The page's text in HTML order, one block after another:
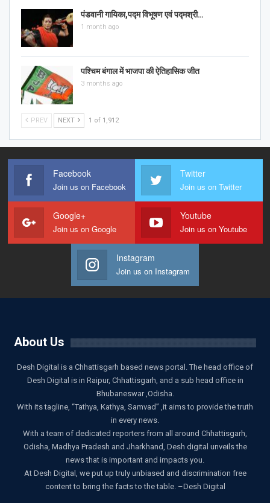
पंडवानी गायिका,पद्म विभूषण एवं पद्मश्री…
1 month ago
पश्चिम बंगाल में भाजपा की ऐतिहासिक जीत
3 months ago
PREV NEXT 1 of 1,912
Facebook
Join us on Facebook
Twitter
Join us on Twitter
Google+
Join us on Google
Youtube
Join us on Youtube
Instagram
Join us on Instagram
About Us
Desh Digital is a Chhattisgarh based news portal. The head office of
Desh Digital is in Raipur, Chhattisgarh, and a sub head office in
Bhubaneswar ,Odisha.
With its tagline, “Tathya, Kathya, Samvad” ,it aims to provide the truth
in every news.
With a team of dedicated reporters from all around Chhattisgarh,
Odisha, Madhya Pradesh and Jharkhand, Desh digital unveils the
news that is important and impacts you.
At Desh Digital, we put up truly unbiased and discrimination free
content to bring the facts to the table. –Desh Digital